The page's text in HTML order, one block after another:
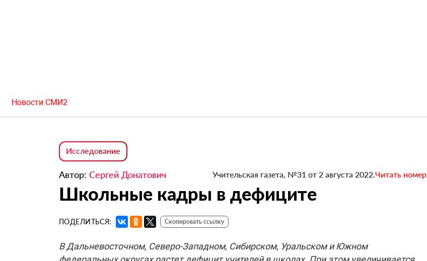
Новости СМИ2
Исследование
Автор: Сергей Донатович Учительская газета, №31 от 2 августа 2022.Читать номер
Школьные кадры в дефиците
ПОДЕЛИТЬСЯ: Скопировать ссылку
В Дальневосточном, Северо-Западном, Сибирском, Уральском и Южном